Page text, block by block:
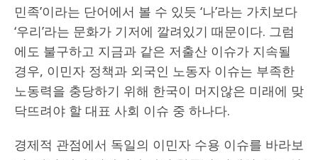
민족’이라는 단어에서 볼 수 있듯 ‘나’라는 가치보다
‘우리’라는 문화가 기저에 깔려있기 때문이다. 그럼
에도 불구하고 지금과 같은 저출산 이슈가 지속될
경우, 이민자 정책과 외국인 노동자 이슈는 부족한
노동력을 충당하기 위해 한국이 머지않은 미래에 맞
닥뜨려야 할 대표 사회 이슈 중 하나다.
경제적 관점에서 독일의 이민자 수용 이슈를 바라보